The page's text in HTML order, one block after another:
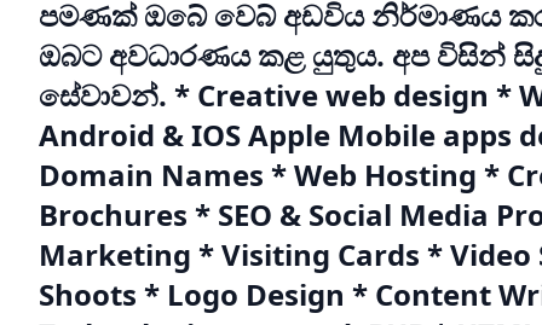
පමණක් ඔබේ වෙබ් අඩවිය නිර්මාණය
ඔබට අවධාරණය කළ යුතුය. අප විසින්
සේවාවන්. * Creative web design *
Android & IOS Apple Mobile apps
Domain Names * Web Hosting *
Brochures * SEO & Social Media
Marketing * Visiting Cards * Video
Shoots * Logo Design * Content